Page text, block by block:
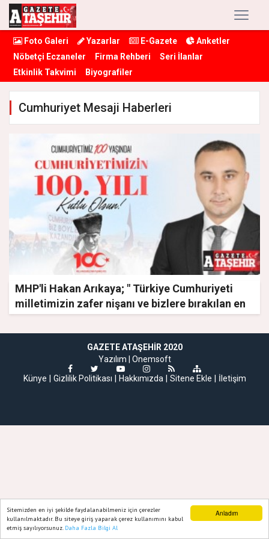
Anladım
Sitemizden en iyi şekilde faydalanabilmeniz için çerezler
kullanılmaktadır. Bu siteye giriş yaparak çerez kullanımını kabul
etmiş sayılıyorsunuz. Daha Fazla Bilgi Al
Foto Galeri Yazarlar E-Gazete
Anketler
Nöbetçi Eczaneler
Firma Rehberi
Seri İlanlar
Etkinlik Takvimi
Biyografiler
Cumhuriyet Mesaji Haberleri
MHP'li Hakan Arıkaya; " Türkiye Cumhuriyeti
milletimizin zafer nişanı ve bizlere bırakılan en
kıymetli mirasımızdır"
GAZETE ATAŞEHIR 2020
Yazılım | Onemsoft
Künye
Gizlilik Politikası Hakkımızda Sitene Ekle İletişim
Ana Sayfa Web TV